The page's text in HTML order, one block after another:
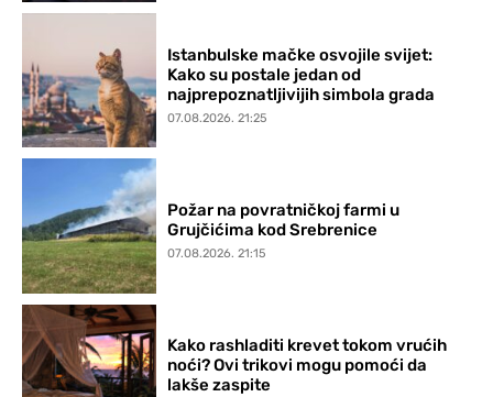
Istanbulske mačke osvojile svijet:
Kako su postale jedan od
najprepoznatljivijih simbola grada
07.08.2026. 21:25
Požar na povratničkoj farmi u
Grujčićima kod Srebrenice
07.08.2026. 21:15
Kako rashladiti krevet tokom vrućih
noći? Ovi trikovi mogu pomoći da
lakše zaspite